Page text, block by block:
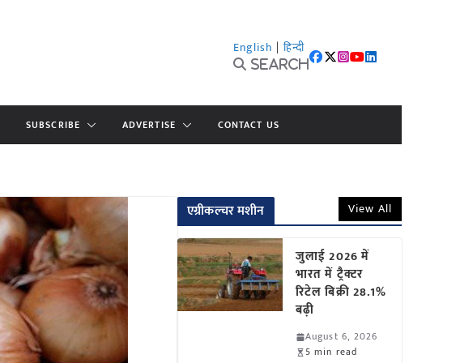
English | हिन्दी
Search
SUBSCRIBE ADVERTISE CONTACT US
एग्रीकल्चर मशीन View All
जुलाई 2026 में
भारत में ट्रैक्टर
रिटेल बिक्री 28.1%
बढ़ी
August 6, 2026
5 min read